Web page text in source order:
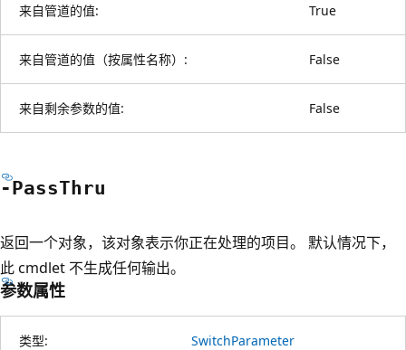
来自管道的值: True
来自管道的值（按属性名称）: False
来自剩余参数的值: False
-PassThru
返回一个对象，该对象表示你正在处理的项目。 默认情况下，
此 cmdlet 不生成任何输出。
参数属性
类型: SwitchParameter